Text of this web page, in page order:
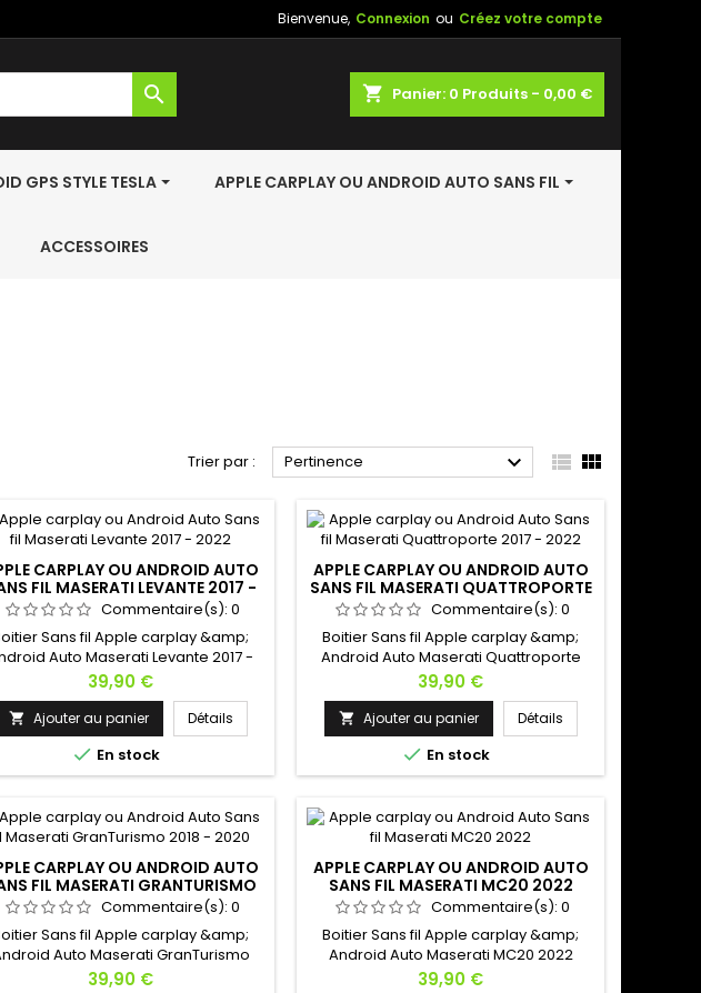
Bienvenue, Connexion ou Créez votre compte
shopping_cart Panier: 0 Produits - 0,00 €

GPS STYLE TESLA APPLE CARPLAY OU ANDROID AUTO SANS FIL
ACCESSOIRES
Trier par : Pertinence   
CARPLAY OU ANDROID AUTO
FIL MASERATI LEVANTE 2017 -
2022
Commentaire(s): 0
Sans fil Apple carplay &amp;
Auto Maserati Levante 2017 -
Expédition avec suivi ! Hésitez pas
nous contacter si vous avez une
question !
Prix
39,90 €
 Ajouter au panier Détails
 En stock
APPLE CARPLAY OU ANDROID AUTO
SANS FIL MASERATI QUATTROPORTE
2017 - 2022
Commentaire(s): 0
Boitier Sans fil Apple carplay &amp;
Android Auto Maserati Quattroporte
2017 - 2022 Expédition avec suivi !
Hésitez pas à nous contacter si vous
avez une question !
Prix
39,90 €
 Ajouter au panier Détails
 En stock
CARPLAY OU ANDROID AUTO
FIL MASERATI GRANTURISMO
2018 - 2020
Commentaire(s): 0
Sans fil Apple carplay &amp;
Auto Maserati GranTurismo
2018 - 2020 Expédition avec suivi !
Prix
39,90 €
APPLE CARPLAY OU ANDROID AUTO
SANS FIL MASERATI MC20 2022
Commentaire(s): 0
Boitier Sans fil Apple carplay &amp;
Android Auto Maserati MC20 2022
Expédition avec suivi ! Hésitez pas à
Prix
39,90 €